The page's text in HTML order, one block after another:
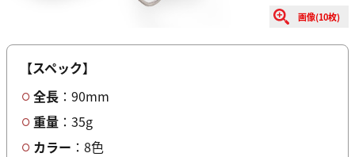
画像(10枚)
【スペック】
全長 ：90mm
重量 ：35g
カラー ：8色